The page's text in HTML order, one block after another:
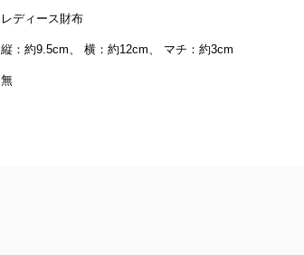
レディース財布
縦：約9.5cm、 横：約12cm、 マチ：約3cm
無